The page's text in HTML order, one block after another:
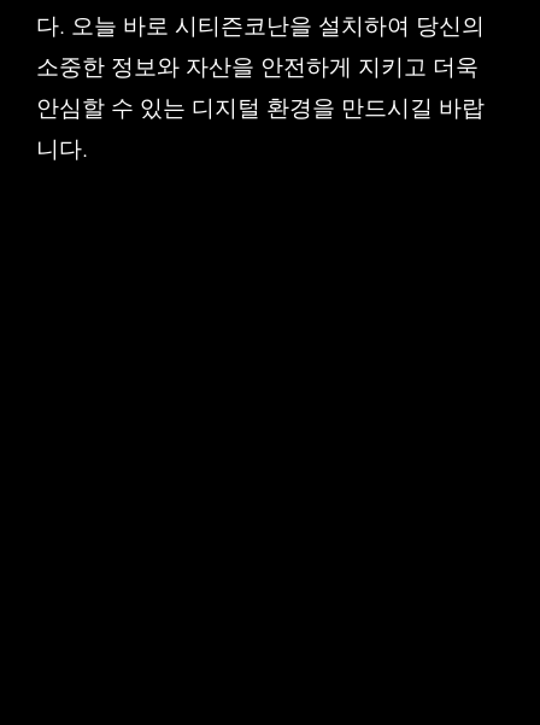
다. 오늘 바로 시티즌코난을 설치하여 당신의
소중한 정보와 자산을 안전하게 지키고 더욱
안심할 수 있는 디지털 환경을 만드시길 바랍
니다.